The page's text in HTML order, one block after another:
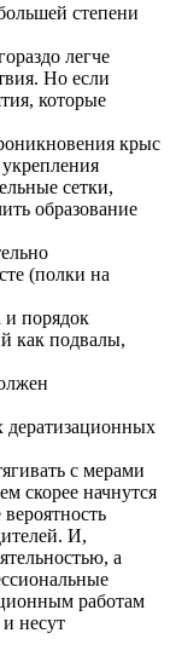
степени
легче
Но если
которые
крыс
сетки,
образование
(полки на
порядок
как подвалы,
дератизационных
с мерами
скорее начнутся
И,
а
работам
несут